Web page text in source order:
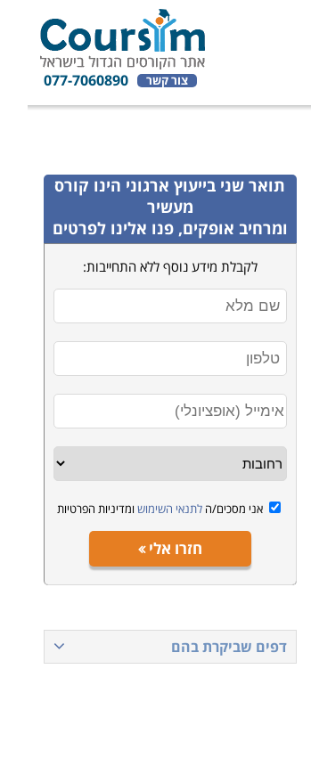
צור קשר 077-7060890
תואר שני בייעוץ ארגוני הינו קורס
מעשיר
ומרחיב אופקים, פנו אלינו לפרטים
לקבלת מידע נוסף ללא התחייבות:
אני מסכים/הלתנאי השימוש ומדיניות הפרטיות
חזרו אלי
דפים שביקרת בהם